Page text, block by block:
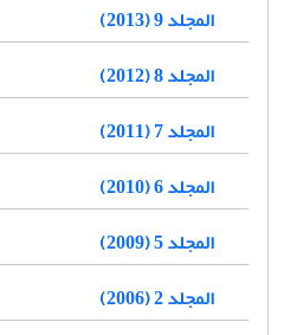
المجلد 9 (2013)
المجلد 8 (2012)
المجلد 7 (2011)
المجلد 6 (2010)
المجلد 5 (2009)
المجلد 2 (2006)